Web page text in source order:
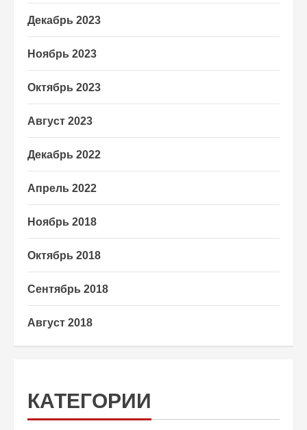
Декабрь 2023
Ноябрь 2023
Октябрь 2023
Август 2023
Декабрь 2022
Апрель 2022
Ноябрь 2018
Октябрь 2018
Сентябрь 2018
Август 2018
КАТЕГОРИИ